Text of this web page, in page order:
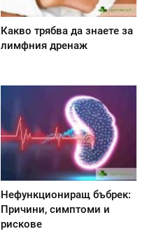
Какво трябва да знаете за
лимфния дренаж
Нефункциониращ бъбрек:
Причини, симптоми и
рискове